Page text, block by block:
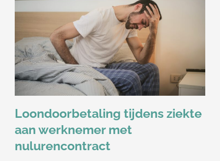
Loondoorbetaling tijdens ziekte
aan werknemer met
nulurencontract